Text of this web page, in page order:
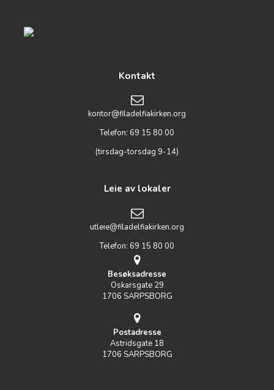
Kontakt
kontor@filadelfiakirken.org
Telefon: 69 15 80 00
(tirsdag-torsdag 9-14)
Leie av lokaler
utleie@filadelfiakirken.org
Telefon: 69 15 80 00
Besøksadresse
Oskarsgate 29
1706 SARPSBORG
Postadresse
Astridsgate 18
1706 SARPSBORG